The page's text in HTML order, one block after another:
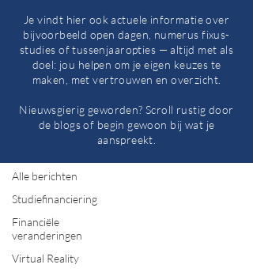
Blog
Alle berichten
Studiefinanciering
Financiële
veranderingen
Virtual Reality
Je vindt hier ook actuele informatie over
bijvoorbeeld open dagen, numerus fixus-
studies of tussenjaaropties — altijd met als
doel: jou helpen om je eigen keuzes te
maken, met vertrouwen en overzicht.
Nieuwsgierig geworden? Scroll rustig door
de blogs of begin gewoon bij wat je
aanspreekt.